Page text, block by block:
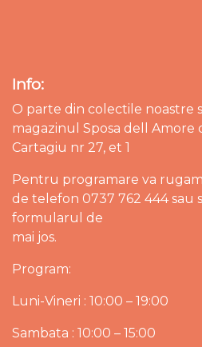
Info:
O parte din colectile noastre
magazinul Sposa dell Amore
Cartagiu nr 27, et 1
Pentru programare va
de telefon 0737 762 444 sau
formularul de
mai jos.
Program:
Luni-Vineri : 10:00 – 19:00
Sambata : 10:00 – 15:00